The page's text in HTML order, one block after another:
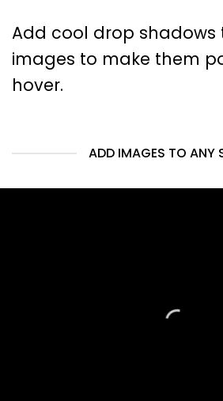
Add cool drop shadows
images to make them
hover.
ADD IMAGES TO ANY